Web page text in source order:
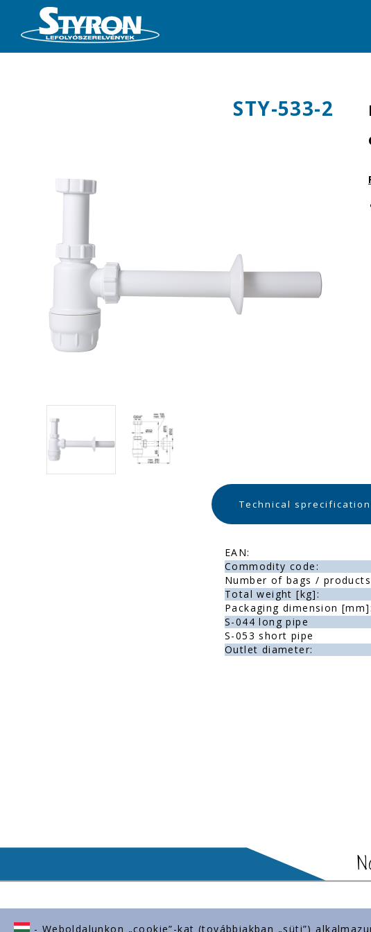
STY-533-2
Technical
EAN:
Commodity code:
Number of bags /
Total weight [kg]:
Packaging dimension [mm]:
S-044 long pipe
S-053 short pipe
Outlet diameter:
- Weboldalunkon „cookie”-kat (továbbiakban „süti”)